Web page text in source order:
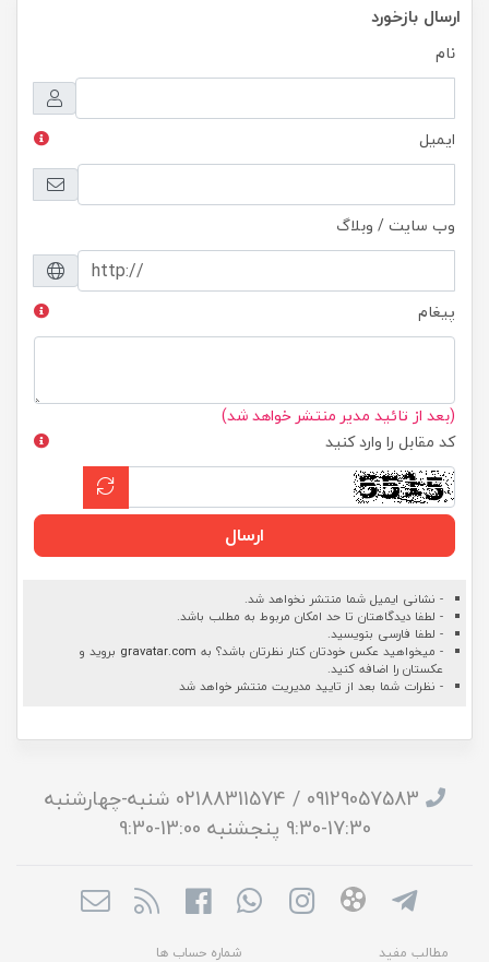
ارسال بازخورد
نام
ایمیل
وب سایت / وبلاگ
پیغام
(بعد از تائید مدیر منتشر خواهد شد)
کد مقابل را وارد کنید
ارسال
- نشانی ایمیل شما منتشر نخواهد شد.
- لطفا دیدگاهتان تا حد امکان مربوط به مطلب باشد.
- لطفا فارسی بنویسید.
- میخواهید عکس خودتان کنار نظرتان باشد؟ به gravatar.com بروید و
عکستان را اضافه کنید.
- نظرات شما بعد از تایید مدیریت منتشر خواهد شد
09129057583 / 02188311574 شنبه-چهارشنبه
17:30-9:30 پنجشنبه 13:00-9:30
مطالب مفید شماره حساب ها